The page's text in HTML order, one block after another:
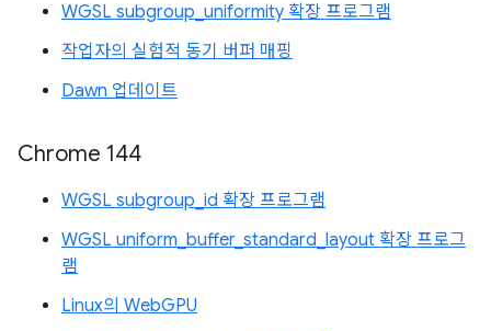
WGSL subgroup_uniformity 확장 프로그램
작업자의 실험적 동기 버퍼 매핑
Dawn 업데이트
Chrome 144
WGSL subgroup_id 확장 프로그램
WGSL uniform_buffer_standard_layout 확장 프로그
램
Linux의 WebGPU